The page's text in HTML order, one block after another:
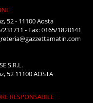
52 - 11100 Aosta
231711 - Fax: 0165/1820141
S.R.L.
52 11100 AOSTA
RESPONSABILE